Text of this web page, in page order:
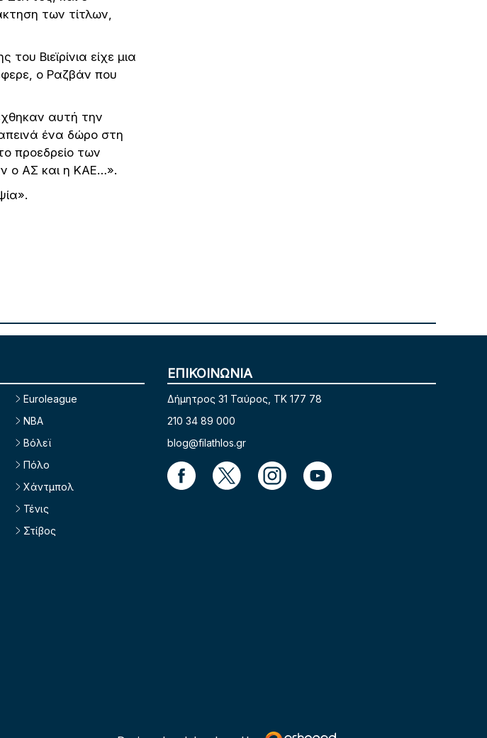
των τίτλων,
Βιεϊρίνια είχε μια
ο Ραζβάν που
αυτή την
ένα δώρο στη
προεδρείο των
ο ΑΣ και η ΚΑΕ…».
Euroleague
NBA
Βόλεϊ
Πόλο
Χάντμπολ
Τένις
Στίβος
ΕΠΙΚΟΙΝΩΝΙΑ
Δήμητρος 31 Ταύρος, TK 177 78
210 34 89 000
blog@filathlos.gr